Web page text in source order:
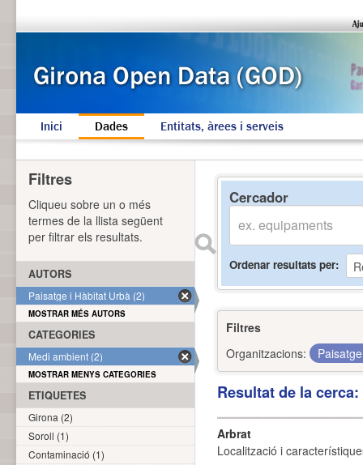
Inici Dades Entitats, àrees i serveis
Cercador
Ordenar resultats per
Filtres
Organitzacions:
Resultat de la
Arbrat
Localització i
Filtres
Cliqueu sobre un o més
termes de la llista següent
per filtrar els resultats.
AUTORS
Paisatge i Hàbitat Urbà (2)
MOSTRAR MÉS AUTORS
CATEGORIES
Medi ambient (2)
MOSTRAR MENYS CATEGORIES
ETIQUETES
Girona (2)
Soroll (1)
Contaminació (1)